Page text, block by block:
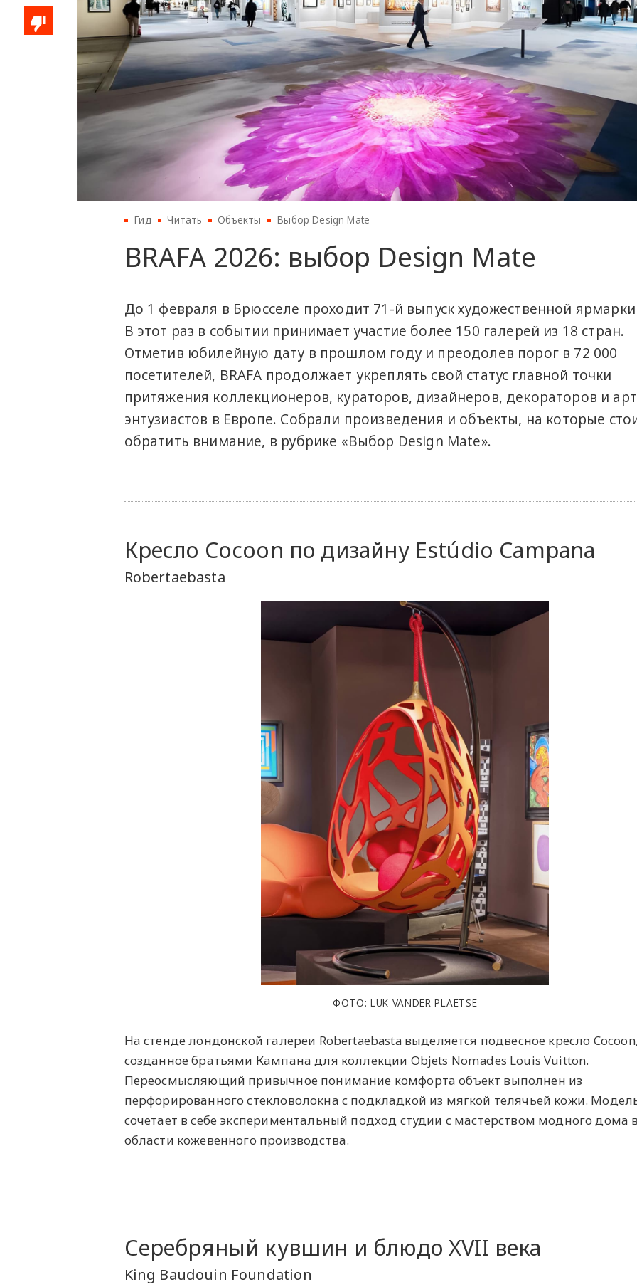
Гид Читать Объекты Выбор Design Mate
BRAFA 2026: выбор Design Mate
До 1 февраля в Брюсселе проходит 71-й выпуск художественной ярмарки
В этот раз в событии принимает участие более 150 галерей из 18 стран.
Отметив юбилейную дату в прошлом году и преодолев порог в 72 000
посетителей, BRAFA продолжает укреплять свой статус главной точки
притяжения коллекционеров, кураторов, дизайнеров, декораторов и
энтузиастов в Европе. Собрали произведения и объекты, на которые
обратить внимание, в рубрике «Выбор Design Mate».
Кресло Cocoon по дизайну Estúdio Campana
Robertaebasta
ФОТО: LUK VANDER PLAETSE
На стенде лондонской галереи Robertaebasta выделяется подвесное кресло Cocoon,
созданное братьями Кампана для коллекции Objets Nomades Louis Vuitton.
Переосмысляющий привычное понимание комфорта объект выполнен из
перфорированного стекловолокна с подкладкой из мягкой телячьей кожи.
сочетает в себе экспериментальный подход студии с мастерством модного дома в
области кожевенного производства.
Серебряный кувшин и блюдо XVII века
King Baudouin Foundation